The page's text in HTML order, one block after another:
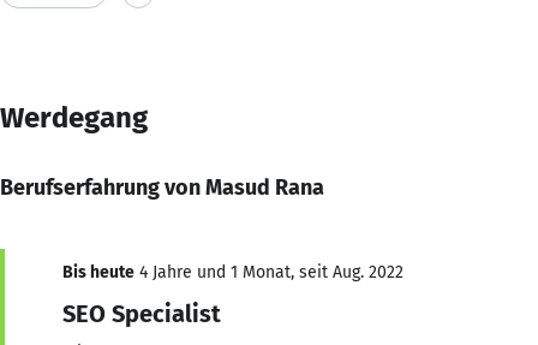
Werdegang
Berufserfahrung von Masud Rana
Bis heute 4 Jahre und 1 Monat, seit Aug. 2022
SEO Specialist